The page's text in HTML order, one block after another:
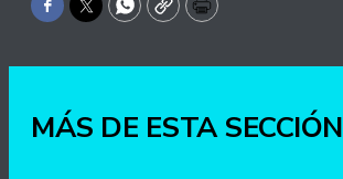
Facebook
TwitterWhatsApp
CopyPrint
MÁS DE ESTA SECCIÓN